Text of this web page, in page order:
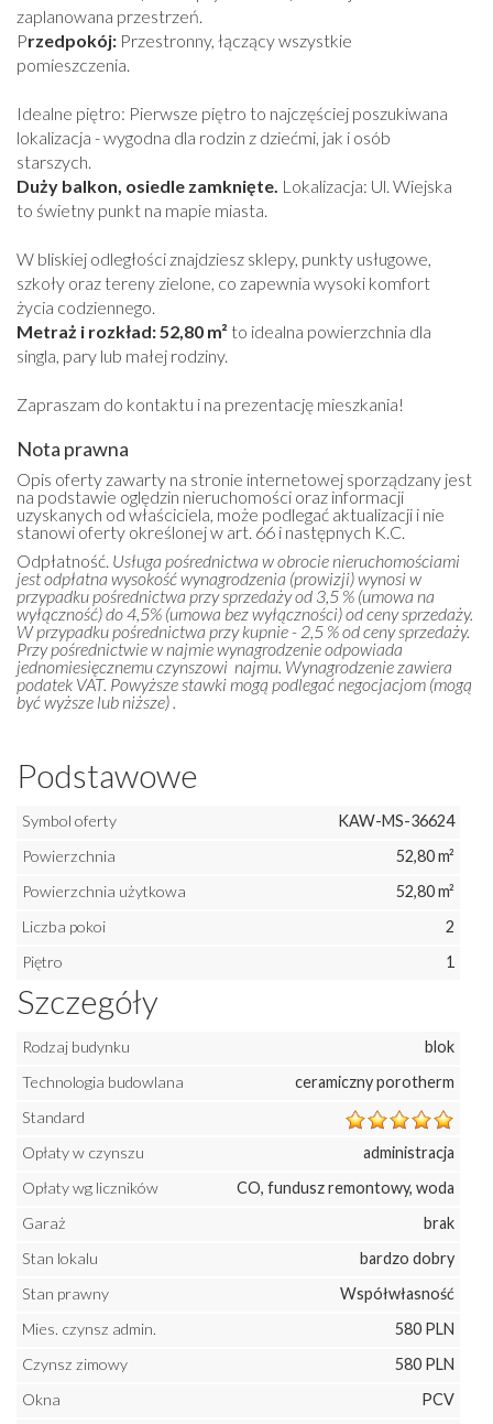
zaplanowana przestrzeń.
Przedpokój: Przestronny, łączący wszystkie
pomieszczenia.
Idealne piętro: Pierwsze piętro to najczęściej poszukiwana
lokalizacja - wygodna dla rodzin z dziećmi, jak i osób
starszych.
Duży balkon, osiedle zamknięte. Lokalizacja: Ul. Wiejska
to świetny punkt na mapie miasta.
W bliskiej odległości znajdziesz sklepy, punkty usługowe,
szkoły oraz tereny zielone, co zapewnia wysoki komfort
życia codziennego.
Metraż i rozkład: 52,80 m² to idealna powierzchnia dla
singla, pary lub małej rodziny.
Zapraszam do kontaktu i na prezentację mieszkania!
Nota prawna
Opis oferty zawarty na stronie internetowej sporządzany jest
na podstawie oględzin nieruchomości oraz informacji
uzyskanych od właściciela, może podlegać aktualizacji i nie
stanowi oferty określonej w art. 66 i następnych K.C.
Odpłatność. Usługa pośrednictwa w obrocie nieruchomościami
jest odpłatna wysokość wynagrodzenia (prowizji) wynosi w
przypadku pośrednictwa przy sprzedaży od 3,5 % (umowa na
wyłączność) do 4,5% (umowa bez wyłączności) od ceny sprzedaży.
W przypadku pośrednictwa przy kupnie - 2,5 % od ceny sprzedaży.
Przy pośrednictwie w najmie wynagrodzenie odpowiada
jednomiesięcznemu czynszowi najmu. Wynagrodzenie zawiera
podatek VAT. Powyższe stawki mogą podlegać negocjacjom (mogą
być wyższe lub niższe) .
Podstawowe
Symbol oferty
KAW-MS-36624
Powierzchnia
52,80 m²
Powierzchnia użytkowa
52,80 m²
Liczba pokoi
2
Piętro
1
Szczegóły
Rodzaj budynku
blok
Technologia budowlana
ceramiczny porotherm
Standard
Opłaty w czynszu
administracja
Opłaty wg liczników
CO, fundusz remontowy, woda
Garaż
brak
Stan lokalu
bardzo dobry
Stan prawny
Współwłasność
Mies. czynsz admin.
580 PLN
Czynsz zimowy
580 PLN
Okna
PCV